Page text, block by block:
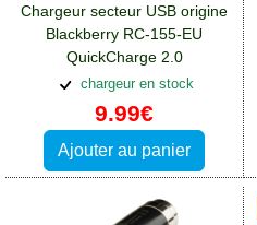
Chargeur secteur USB origine
Blackberry RC-155-EU
QuickCharge 2.0
13,5W:Chargeurs Nokia 1
chargeur en stock
9.99€
Ajouter au panier